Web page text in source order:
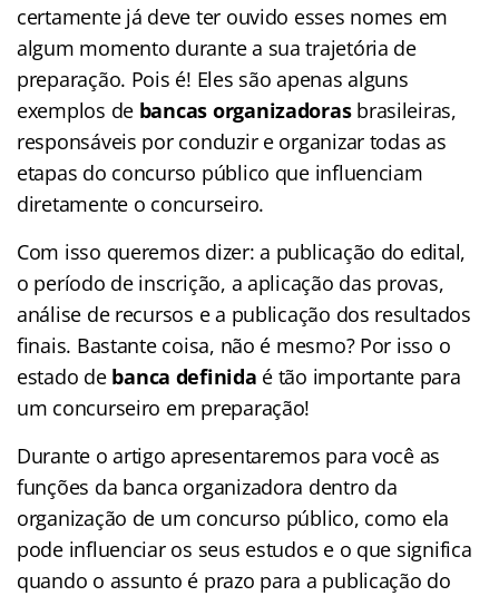
certamente já deve ter ouvido esses nomes em
algum momento durante a sua trajetória de
preparação. Pois é! Eles são apenas alguns
exemplos de bancas organizadorasbrasileiras,
responsáveis por conduzir e organizar todas as
etapas do concurso público que influenciam
diretamente o concurseiro.
Com isso queremos dizer: a publicação do edital,
o período de inscrição, a aplicação das provas,
análise de recursos e a publicação dos resultados
finais. Bastante coisa, não é mesmo? Por isso o
estado de banca definida é tão importante para
um concurseiro em preparação!
Durante o artigo apresentaremos para você as
funções da banca organizadora dentro da
organização de um concurso público, como ela
pode influenciar os seus estudos e o que significa
quando o assunto é prazo para a publicação do